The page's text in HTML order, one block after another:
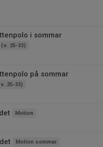
i sommar
25-33)
på sommar
25-33)
Motion
Motion sommar